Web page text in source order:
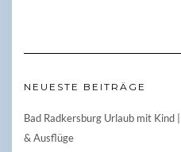
NEUESTE BEITRÄGE
Bad Radkersburg Urlaub mit
& Ausflüge